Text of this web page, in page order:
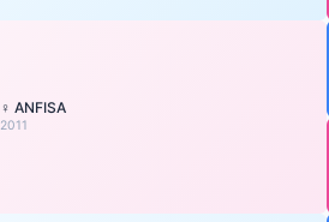
♀ ANFISA
2011